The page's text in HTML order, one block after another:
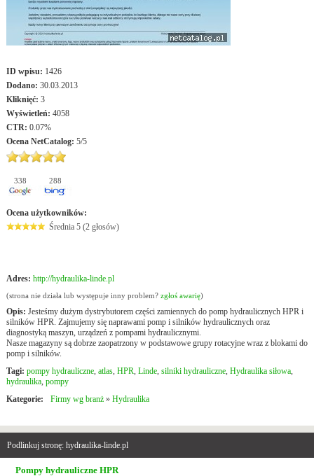
ID wpisu: 1426
Dodano: 30.03.2013
Kliknięć: 3
Wyświetleń: 4058
CTR: 0.07%
Ocena NetCatalog: 5/5
338 288
Ocena użytkowników:
Średnia 5 (2 głosów)
Adres: http://hydraulika-linde.pl
(strona nie działa lub występuje inny problem? zgłoś awarię)
Opis: Jesteśmy dużym dystrybutorem części zamiennych do pomp hydraulicznych HPR i
silników HPR. Zajmujemy się naprawami pomp i silników hydraulicznych oraz
diagnostyką maszyn, urządzeń z pompami hydraulicznymi.
Nasze magazyny są dobrze zaopatrzony w podstawowe grupy rotacyjne wraz z blokami do
pomp i silników.
Tagi: pompy hydrauliczne, atlas, HPR Linde, silniki hydrauliczne, Hydraulika siłowa,
hydraulika, pompy
Kategorie:
Firmy wg branż» Hydraulika
Podlinkuj stronę: hydraulika-linde.pl
Pompy hydrauliczne HPR